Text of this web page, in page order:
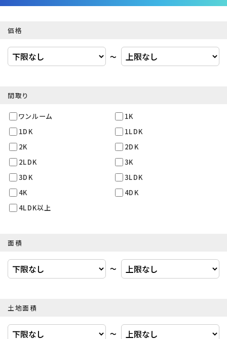
価格
〜
間取り
ワンルーム
1K
1DK
1LDK
2K
2DK
2LDK
3K
3DK
3LDK
4K
4DK
4LDK以上
面積
〜
土地面積
〜